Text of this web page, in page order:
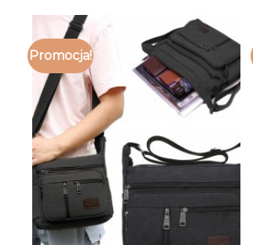
Promocja!